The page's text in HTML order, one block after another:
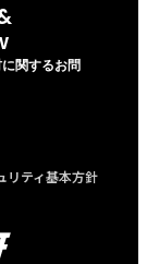
関するお問
リティ基本方針